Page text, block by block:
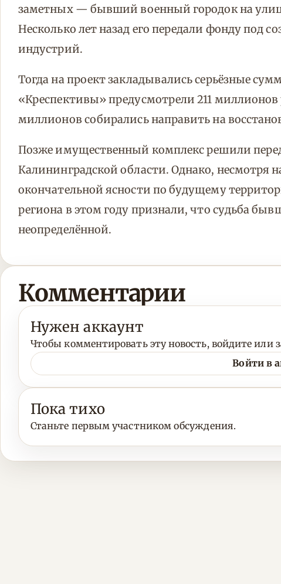
заметных — бывший военный городок на
Несколько лет назад его передали фонду под
индустрий.
Тогда на проект закладывались серьёзные
«Креспективы» предусмотрели 211 миллионов
миллионов собирались направить на
Позже имущественный комплекс решили
Калининградской области. Однако, несмотря
окончательной ясности по будущему
региона в этом году признали, что судьба
неопределённой.
Комментарии
Нужен аккаунт
Чтобы комментировать эту новость, войдите или
Войти в
Пока тихо
Станьте первым участником обсуждения.